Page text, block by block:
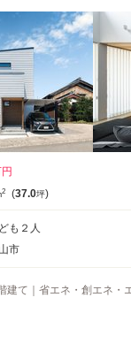
2 (37.0坪)
も２人
市
建て｜省エネ・創エネ・